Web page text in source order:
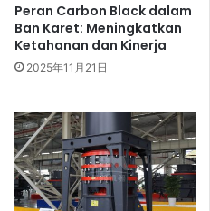
Peran Carbon Black dalam
Ban Karet: Meningkatkan
Ketahanan dan Kinerja
2025年11月21日